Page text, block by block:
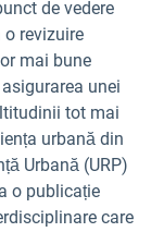
de vedere
o revizuire
mai bune
unei
tot mai
urbană din
Urbană (URP)
o publicație
care